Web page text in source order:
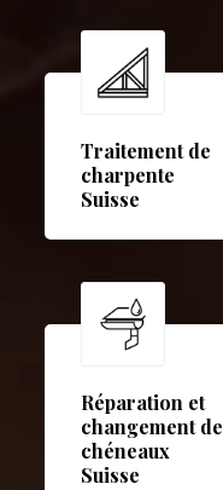
Traitement de
charpente
Suisse
Réparation et
changement de
chéneaux
Suisse